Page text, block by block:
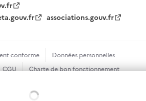
associations.gouv.fr
conforme
Données personnelles
CGU
Charte de bon fonctionnement